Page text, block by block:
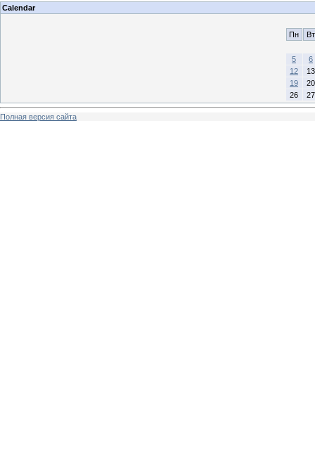
Calendar
Пн Вт
5
6
12
13
19
20
26
27
Полная версия сайта